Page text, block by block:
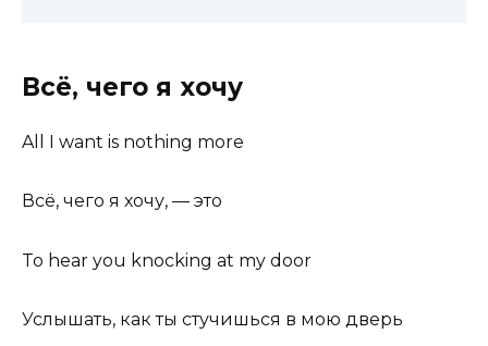
Всё, чего я хочу
All I want is nothing more
Всё, чего я хочу, — это
To hear you knocking at my door
Услышать, как ты стучишься в мою дверь